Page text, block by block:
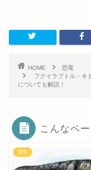
HOME
恐竜
フクイラプトル・キ
についても解説！
こんなペ
恐竜